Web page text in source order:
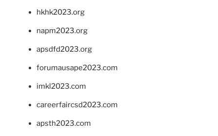
hkhk2023.org
napm2023.org
apsdfd2023.org
forumausape2023.com
imkl2023.com
careerfaircsd2023.com
apsth2023.com